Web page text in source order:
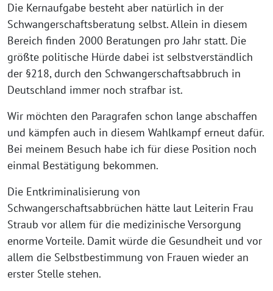
Die Kernaufgabe besteht aber natürlich in der
Schwangerschaftsberatung selbst. Allein in diesem
Bereich finden 2000 Beratungen pro Jahr statt. Die
größte politische Hürde dabei ist selbstverständlich
der §218, durch den Schwangerschaftsabbruch in
Deutschland immer noch strafbar ist.
Wir möchten den Paragrafen schon lange abschaffen
und kämpfen auch in diesem Wahlkampf erneut dafür.
Bei meinem Besuch habe ich für diese Position noch
einmal Bestätigung bekommen.
Die Entkriminalisierung von
Schwangerschaftsabbrüchen hätte laut Leiterin Frau
Straub vor allem für die medizinische Versorgung
enorme Vorteile. Damit würde die Gesundheit und vor
allem die Selbstbestimmung von Frauen wieder an
erster Stelle stehen.